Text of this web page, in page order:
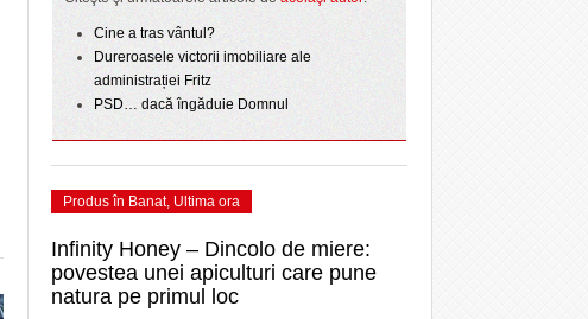
Cine a tras vântul?
Dureroasele victorii imobiliare ale
administrației Fritz
PSD… dacă îngăduie Domnul
Produs în Banat, Ultima ora
Infinity Honey – Dincolo de miere:
povestea unei apiculturi care pune
natura pe primul loc